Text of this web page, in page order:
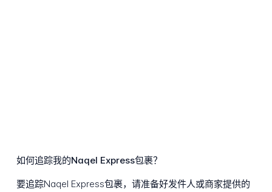
如何追踪我的Naqel Express包裹？
要追踪Naqel Express包裹，请准备好发件人或商家提供的